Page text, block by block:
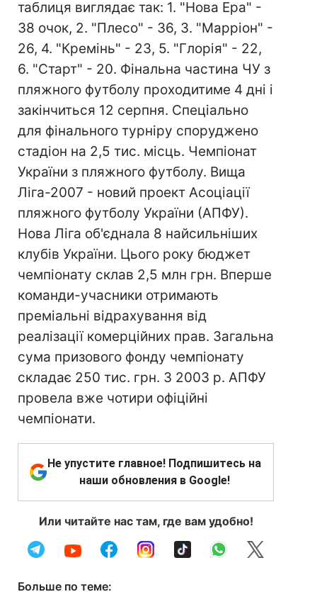
таблиця виглядає так: 1. "Нова Ера" -
38 очок, 2. "Плесо" - 36, 3. "Марріон" -
26, 4. "Кремінь" - 23, 5. "Глорія" - 22,
6. "Старт" - 20. Фінальна частина ЧУ з
пляжного футболу проходитиме 4 дні і
закінчиться 12 серпня. Спеціально
для фінального турніру споруджено
стадіон на 2,5 тис. місць. Чемпіонат
України з пляжного футболу. Вища
Ліга-2007 - новий проект Асоціації
пляжного футболу України (АПФУ).
Нова Ліга об'єднала 8 найсильніших
клубів України. Цього року бюджет
чемпіонату склав 2,5 млн грн. Вперше
команди-учасники отримають
преміальні відрахування від
реалізації комерційних прав. Загальна
сума призового фонду чемпіонату
складає 250 тис. грн. З 2003 р. АПФУ
провела вже чотири офіційні
чемпіонати.
Не упустите главное! Подпишитесь на
наши обновления в Google!
Или читайте нас там, где вам удобно!
Больше по теме: